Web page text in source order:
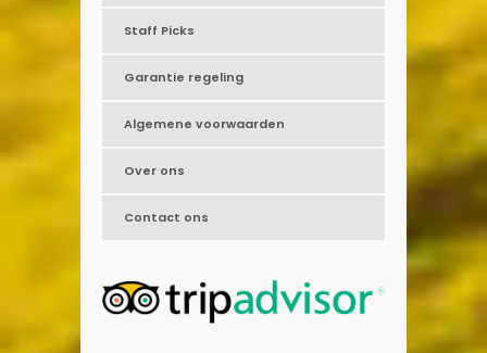
Staff Picks
Garantie regeling
Algemene voorwaarden
Over ons
Contact ons